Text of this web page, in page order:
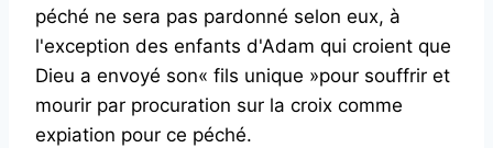
péché ne sera pas pardonné selon eux, à
l'exception des enfants d'Adam qui croient que
Dieu a envoyé son« fils unique »pour souffrir et
mourir par procuration sur la croix comme
expiation pour ce péché.